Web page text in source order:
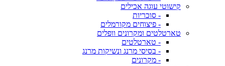
קישוטי עוגה אכילים
- סוכריות
- פיצוחים מקורמלים
טארטלטים ומקרונים וופלים
- טארטלטים
- בסיסי מרנג ונשיקות מרנג
- מקרונים